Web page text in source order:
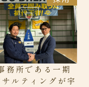
務所である一期
サルティングが宇